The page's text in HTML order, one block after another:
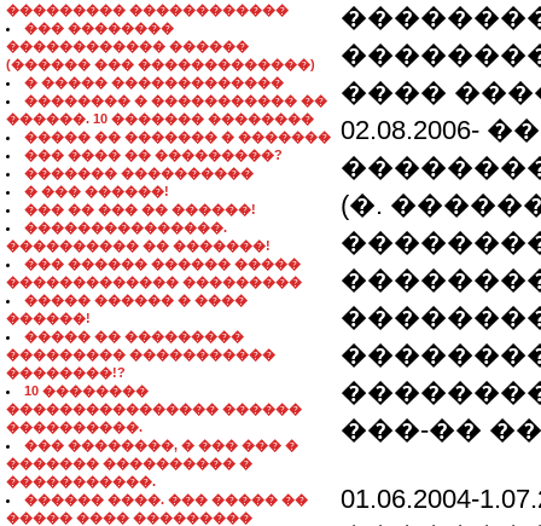
��������� ������������
��� ��������
������������ ������
(������ ��� �������������)
� ����� �������������
�������� � ����������� ��
������. 10 ������� ��������
����� �� ������� � �������
��� ���� �� ���������?
������� ����������
� ��� ������!
��� �� ��� �� ������!
���������������.
���������� �� �������!
��� ������ ������ �����
������������� ���������
����� ������ � ����
������!
����� �� ���������
��������� �����������
��������!?
10 ��������
���������������� ������
����������.
��� ��������, � ��� ��� �
������� ���������� �
�����������.
������ ����. ��� ����� ��
����� ���� ���������
��������
����
(�.
���-��
01.06.2004-